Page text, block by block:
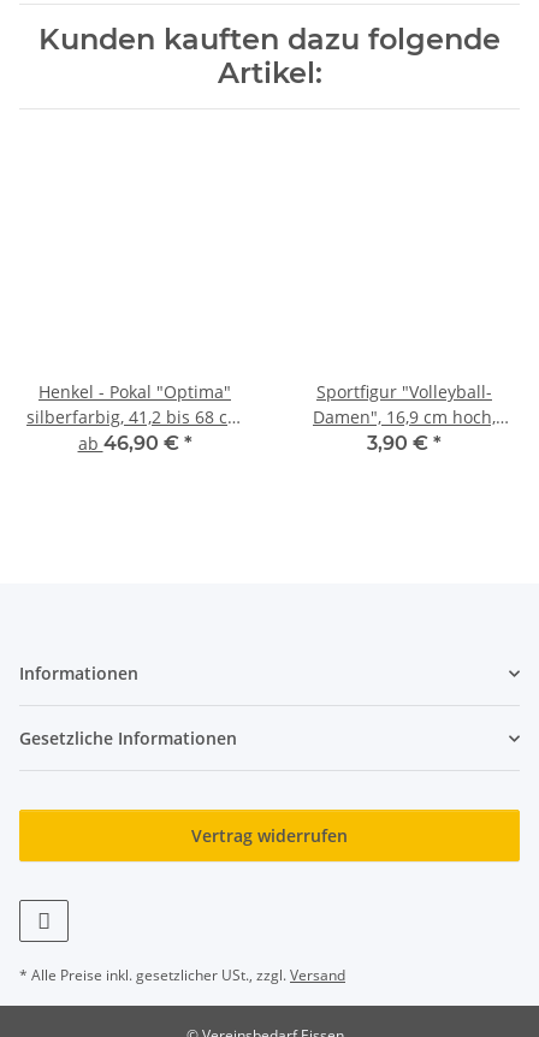
Kunden kauften dazu folgende
Artikel:
Henkel - Pokal "Optima"
silberfarbig, 41,2 bis 68 cm
hoch
ab 46,90 € *
Sportfigur "Volleyball-
Damen", 16,9 cm hoch,
gold-, silber-, resinfarbig,
3,90 € *
Informationen
Gesetzliche Informationen
Vertrag widerrufen
* Alle Preise inkl. gesetzlicher USt., zzgl.Versand